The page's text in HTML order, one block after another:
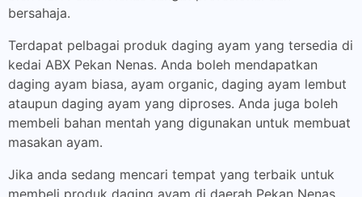
bersahaja.
Terdapat pelbagai produk daging ayam yang tersedia di
kedai ABX Pekan Nenas. Anda boleh mendapatkan
daging ayam biasa, ayam organic, daging ayam lembut
ataupun daging ayam yang diproses. Anda juga boleh
membeli bahan mentah yang digunakan untuk membuat
masakan ayam.
Jika anda sedang mencari tempat yang terbaik untuk
membeli produk daging ayam di daerah Pekan Nenas,